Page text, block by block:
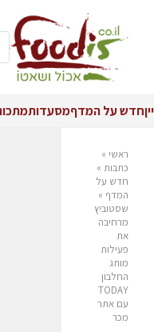
ייןחדש על המדףמסעדות
ראשי »
כתבות »
חדש על
המדף »
שסטוביץ
מרחיבה
את
פעילות
מותג
החלבון
TODAY
עם אתר
מכר